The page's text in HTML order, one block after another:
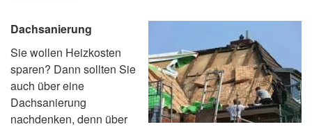
Dachsanierung
Sie wollen Heizkosten
sparen? Dann sollten Sie
auch über eine
Dachsanierung
nachdenken, denn über